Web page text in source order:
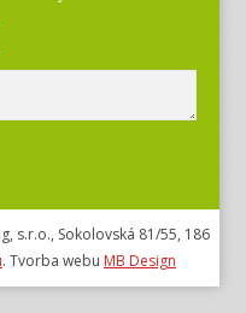
s.r.o., Sokolovská 81/55, 186
. Tvorba webu MB Design